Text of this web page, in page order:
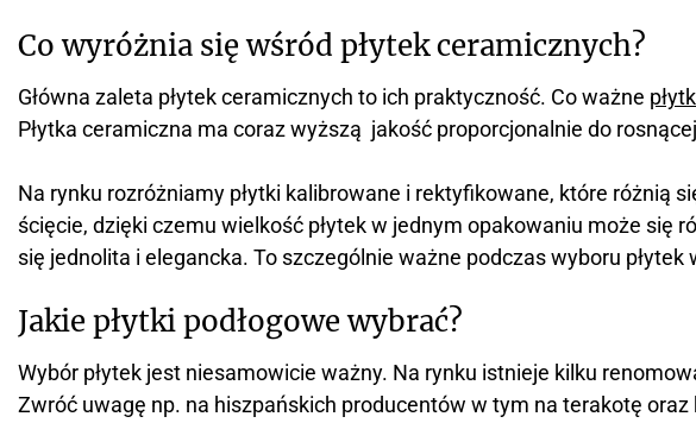
Co wyróżnia się wśród płytek ceramicznych?
Główna zaleta płytek ceramicznych to ich praktyczność. Co ważne
Płytka ceramiczna ma coraz wyższą jakość proporcjonalnie do
Na rynku rozróżniamy płytki kalibrowane i rektyfikowane, które różnią
ścięcie, dzięki czemu wielkość płytek w jednym opakowaniu może się
się jednolita i elegancka. To szczególnie ważne podczas wyboru
Jakie płytki podłogowe wybrać?
Wybór płytek jest niesamowicie ważny. Na rynku istnieje kilku
Zwróć uwagę np. na hiszpańskich producentów w tym na terakotę